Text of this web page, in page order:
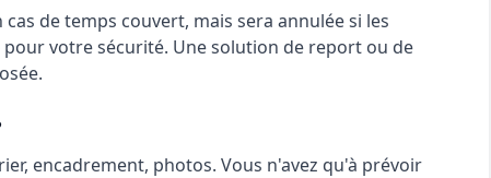
de temps couvert, mais sera annulée si les
votre sécurité. Une solution de report ou de
encadrement, photos. Vous n'avez qu'à prévoir